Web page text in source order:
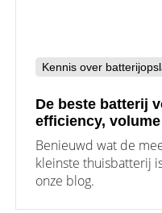
Kennis over
De beste batterij
efficiency,
Benieuwd wat de
kleinste thuisbatterij
onze blog.